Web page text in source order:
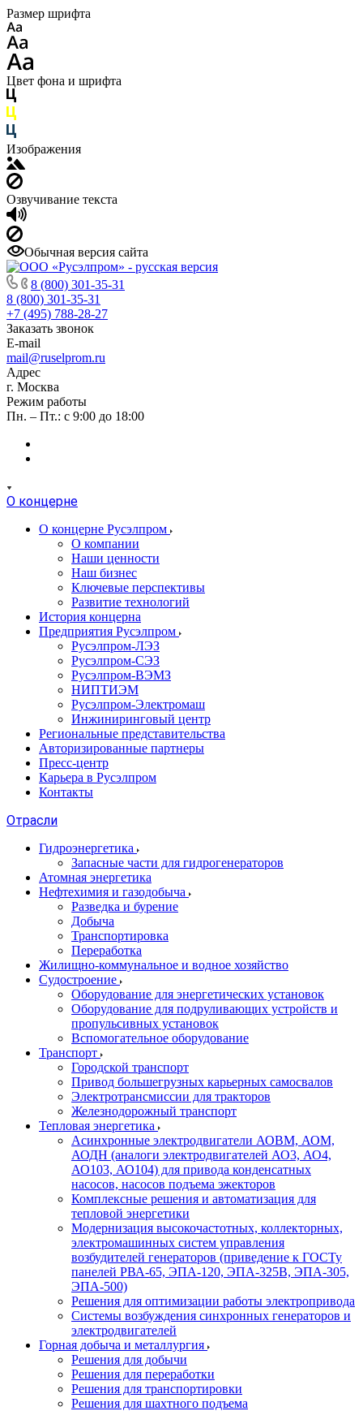
Размер шрифта
Цвет фона и шрифта
Изображения
Озвучивание текста
Обычная версия сайта
8 (800) 301-35-31
8 (800) 301-35-31
+7 (495) 788-28-27
Заказать звонок
E-mail
mail@ruselprom.ru
Адрес
г. Москва
Режим работы
Пн. – Пт.: с 9:00 до 18:00
О концерне
О концерне Русэлпром
О компании
Наши ценности
Наш бизнес
Ключевые перспективы
Развитие технологий
История концерна
Предприятия Русэлпром
Русэлпром-ЛЭЗ
Русэлпром-СЭЗ
Русэлпром-ВЭМЗ
НИПТИЭМ
Русэлпром-Электромаш
Инжиниринговый центр
Региональные представительства
Авторизированные партнеры
Пресс-центр
Карьера в Русэлпром
Контакты
Отрасли
Гидроэнергетика
Запасные части для гидрогенераторов
Атомная энергетика
Нефтехимия и газодобыча
Разведка и бурение
Добыча
Транспортировка
Переработка
Жилищно-коммунальное и водное хозяйство
Судостроение
Оборудование для энергетических установок
Оборудование для подруливающих устройств и
пропульсивных установок
Вспомогательное оборудование
Транспорт
Городской транспорт
Привод большегрузных карьерных самосвалов
Электротрансмиссии для тракторов
Железнодорожный транспорт
Тепловая энергетика
Асинхронные электродвигатели АОВМ, АОМ,
АОДН (аналоги электродвигателей АО3, АО4,
АО103, АО104) для привода конденсатных
насосов, насосов подъема эжекторов
Комплексные решения и автоматизация для
тепловой энергетики
Модернизация высокочастотных, коллекторных,
электромашинных систем управления
возбудителей генераторов (приведение к ГОСТу
панелей РВА-65, ЭПА-120, ЭПА-325В, ЭПА-305,
ЭПА-500)
Решения для оптимизации работы электропривода
Системы возбуждения синхронных генераторов и
электродвигателей
Горная добыча и металлургия
Решения для добычи
Решения для переработки
Решения для транспортировки
Решения для шахтного подъема